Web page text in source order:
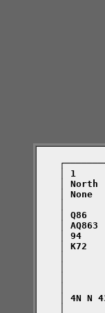
│ 1
│ North
│ None
│
│ Q86
│ AQ863
│ 94
│ K72
│
│
│
│
│ 4N N
│